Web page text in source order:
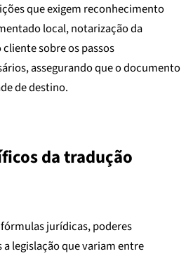
que exigem reconhecimento
local, notarização da
sobre os passos
assegurando que o documento
de destino.
da tradução
jurídicas, poderes
legislação que variam entre